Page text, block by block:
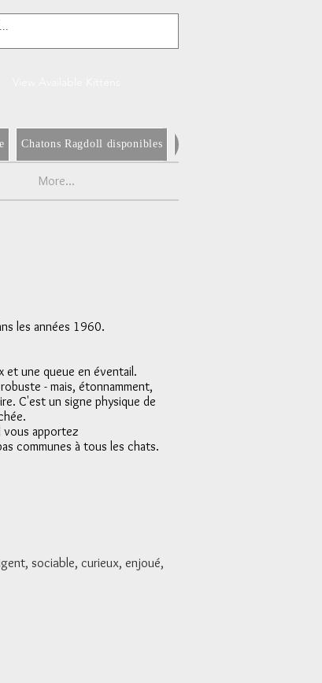
Chatons Ragdoll disponibles
More...
les années 1960.
et une queue en éventail.
- mais, étonnamment,
C'est un signe physique de
vous apportez
communes à tous les chats.
sociable, curieux, enjoué,